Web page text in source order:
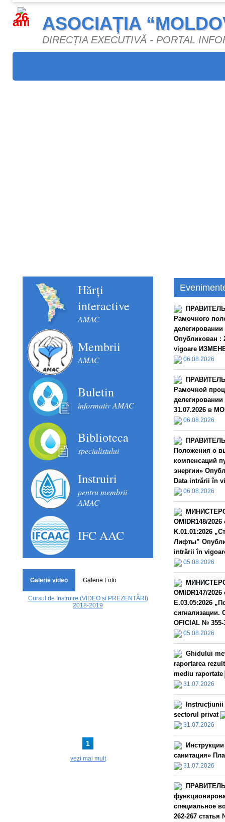
26
ani ASOCIAȚIA
DIRECȚIA EXECUTIVĂ - PORTAL
Hărți
interactive
AMAC
Membrii
AMAC
Buletin
informativ AMAC
Biblioteca
specialistului
Instruiri
pentru membrii
AMAC
IFC AAC
Galerie video Galerie Foto
Cursul de Instruire (VIDEO și PREZENTĂRI)
2018-2019
1
vezi mai mult
Рамочного
Опубликован :
vigoare
06.08.2026
Рамочной
31.07.2026 в
06.08.2026
Положения о
компенсаций
энергии»
Data intrării în
06.08.2026
OMIDR148/
K.01.01:2026
Лифты”
intrării în
05.08.2026
OMIDR147/
E.03.05:2026
сигнализации.
OFICIAL №
05.08.2026
Ghidului
raportarea
mediu raportate
31.07.2026
sectorul privat
31.07.2026
санитация»
31.07.2026
специальное
262-267